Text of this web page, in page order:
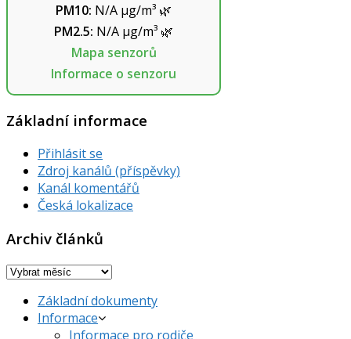
PM10: N/A µg/m³ 🌿
PM2.5: N/A µg/m³ 🌿
Mapa senzorů
Informace o senzoru
Základní informace
Přihlásit se
Zdroj kanálů (příspěvky)
Kanál komentářů
Česká lokalizace
Archiv článků
Archiv
Základní dokumenty
Informace
Informace pro rodiče